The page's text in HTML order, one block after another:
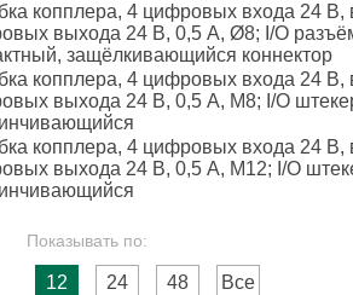
копплера, 4 цифровых входа 24 В,
выхода 24 В, 0,5 A, Ø8; I/O
защёлкивающийся коннектор
копплера, 4 цифровых входа 24 В,
выхода 24 В, 0,5 A, М8; I/O
копплера, 4 цифровых входа 24 В,
выхода 24 В, 0,5 A, М12; I/O
Показывать по:
12 24 48 Все